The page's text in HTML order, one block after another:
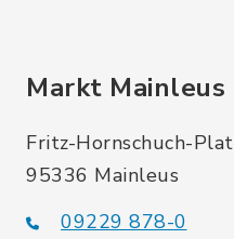
Markt Mainleus
Fritz-Hornschuch-
95336 Mainleus
09229 878-0